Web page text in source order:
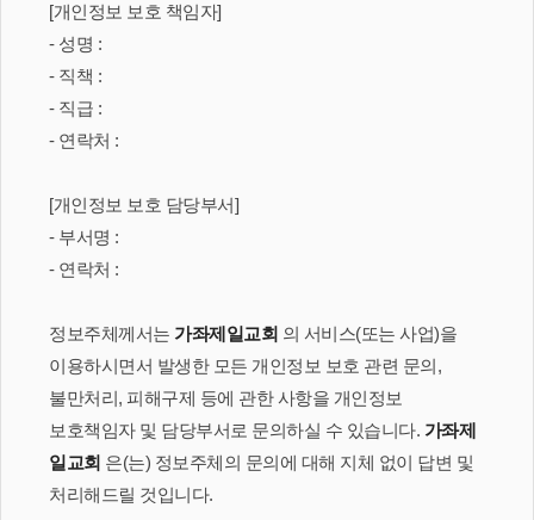
[개인정보 보호 책임자]
- 성명 :
- 직책 :
- 직급 :
- 연락처 :
[개인정보 보호 담당부서]
- 부서명 :
- 연락처 :
정보주체께서는 가좌제일교회 의 서비스(또는 사업)을
이용하시면서 발생한 모든 개인정보 보호 관련 문의,
불만처리, 피해구제 등에 관한 사항을 개인정보
보호책임자 및 담당부서로 문의하실 수 있습니다. 가좌제
일교회 은(는) 정보주체의 문의에 대해 지체 없이 답변 및
처리해드릴 것입니다.